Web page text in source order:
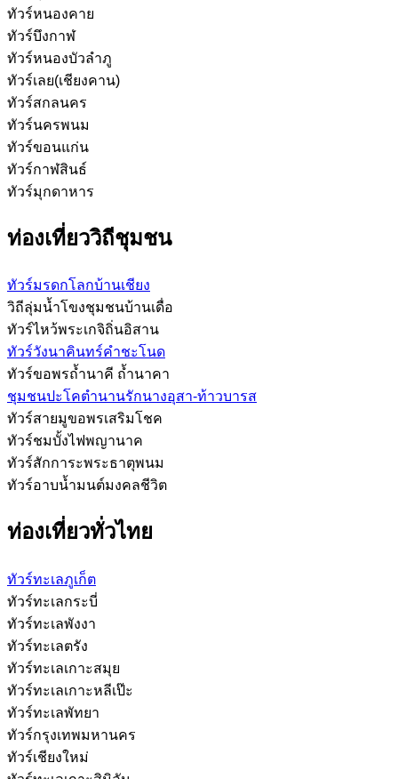
ทัวร์หนองคาย
ทัวร์บึงกาฬ
ทัวร์หนองบัวลำภู
ทัวร์เลย(เชียงคาน)
ทัวร์สกลนคร
ทัวร์นครพนม
ทัวร์ขอนแก่น
ทัวร์กาฬสินธ์
ทัวร์มุกดาหาร
ท่องเที่ยววิถีชุมชน
ทัวร์มรดกโลกบ้านเชียง
วิถีลุ่มน้ำโขงชุมชนบ้านเดื่อ
ทัวร์ไหว้พระเกจิถิ่นอิสาน
ทัวร์วังนาคินทร์คำชะโนด
ทัวร์ขอพรถ้ำนาคี ถ้ำนาคา
ชุมชนปะโคตำนานรักนางอุสา-ท้าวบารส
ทัวร์สายมูขอพรเสริมโชค
ทัวร์ชมบั้งไฟพญานาค
ทัวร์สักการะพระธาตุพนม
ทัวร์อาบน้ำมนต์มงคลชีวิต
ท่องเที่ยวทั่วไทย
ทัวร์ทะเลภูเก็ต
ทัวร์ทะเลกระบี่
ทัวร์ทะเลพังงา
ทัวร์ทะเลตรัง
ทัวร์ทะเลเกาะสมุย
ทัวร์ทะเลเกาะหลีเป๊ะ
ทัวร์ทะเลพัทยา
ทัวร์กรุงเทพมหานคร
ทัวร์เชียงใหม่